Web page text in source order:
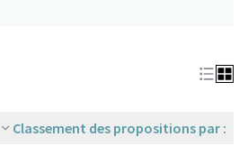
Classement des propositions par :